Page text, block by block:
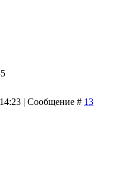
| Сообщение # 13